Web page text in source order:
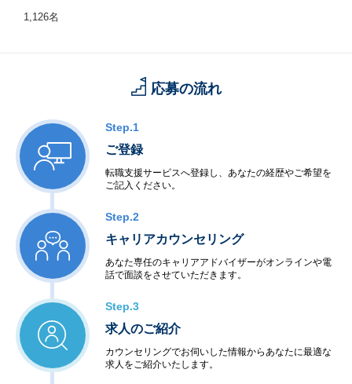
1,126名
応募の流れ
Step.1
ご登録
転職支援サービスへ登録し、あなたの経歴やご希望を
ご記入ください。
Step.2
キャリアカウンセリング
あなた専任のキャリアアドバイザーがオンラインや電
話で面談をさせていただきます。
Step.3
求人のご紹介
カウンセリングでお伺いした情報からあなたに最適な
求人をご紹介いたします。